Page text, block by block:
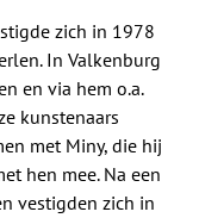
zich in 1978
In Valkenburg
en via hem o.a.
kunstenaars
met Miny, die hij
hen mee. Na een
vestigden zich in